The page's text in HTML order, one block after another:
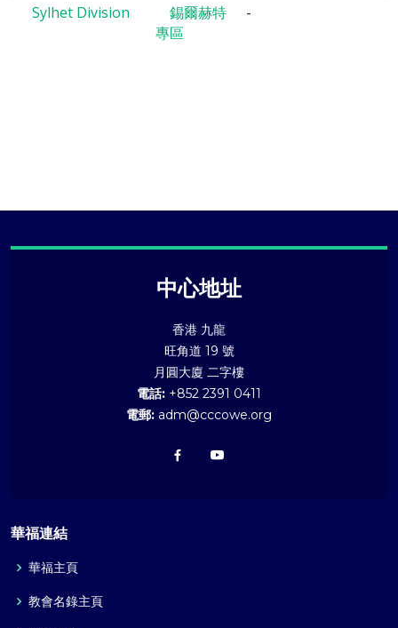
Sylhet Division
錫爾赫特
專區
-
中心地址
香港 九龍
旺角道 19 號
月圓大廈 二字樓
電話: +852 2391 0411
電郵: adm@cccowe.org
華福連結
華福主頁
教會名錄主頁